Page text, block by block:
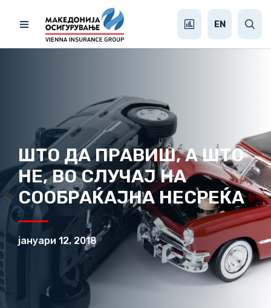
EN
ШТО ДА ПРАВИШ, А ШТО
НЕ, ВО СЛУЧАЈ НА
СООБРАЌАЈНА НЕСРЕЌА
јануари 12, 2018